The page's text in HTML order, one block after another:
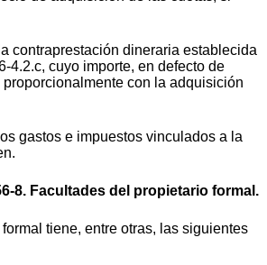
contraprestación dineraria establecida
4.2.c, cuyo importe, en defecto de
con la adquisición
gastos e impuestos vinculados a la
8. Facultades del propietario formal.
tiene, entre otras, las siguientes